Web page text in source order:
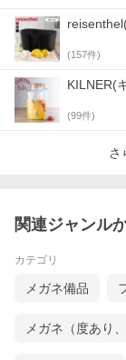
(157件)
KILNER(
(99件)
さ
関連ジャンル
カテゴリ
メガネ備品
メガネ（度あり